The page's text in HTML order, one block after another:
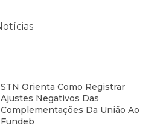
STN Orienta Como Registrar
Ajustes Negativos Das
Complementações Da União Ao
Fundeb